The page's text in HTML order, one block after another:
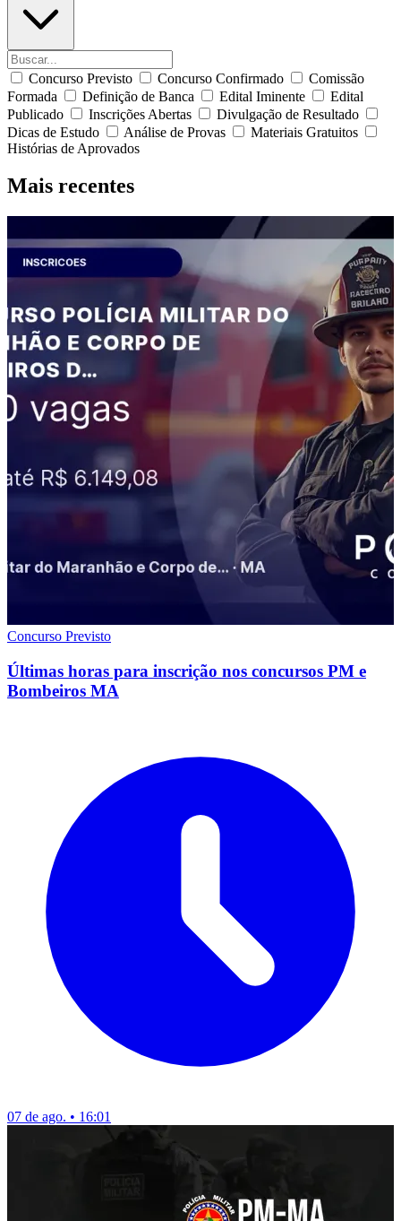
Concurso Previsto Concurso Confirmado
Comissão
Formada
Definição de Banca Edital Iminente
Edital
Publicado
Inscrições Abertas
Divulgação de Resultado
Dicas de Estudo
Análise de Provas
Materiais Gratuitos
Histórias de Aprovados
Mais recentes
Concurso Previsto
Últimas horas para inscrição nos concursos PM e
Bombeiros MA
07 de ago. • 16:01